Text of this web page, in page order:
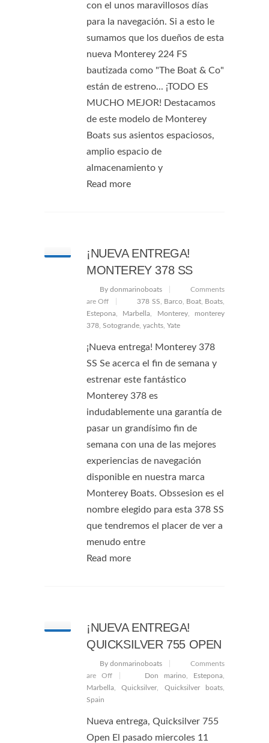
con el unos maravillosos días
para la navegación. Si a esto le
sumamos que los dueños de esta
nueva Monterey 224 FS
bautizada como "The Boat & Co"
están de estreno... ¡TODO ES
MUCHO MEJOR! Destacamos
de este modelo de Monterey
Boats sus asientos espaciosos,
amplio espacio de
almacenamiento y
Read more
¡NUEVA ENTREGA!
MONTEREY 378 SS
By donmarinoboats
Comments
are Off
378 SS Barco, Boat, Boats
Estepona
Marbella Monterey, monterey
378 Sotogrande yachts Yate
¡Nueva entrega! Monterey 378
SS Se acerca el fin de semana y
estrenar este fantástico
Monterey 378 es
indudablemente una garantía de
pasar un grandísimo fin de
semana con una de las mejores
experiencias de navegación
disponible en nuestra marca
Monterey Boats. Obssesion es el
nombre elegido para esta 378 SS
que tendremos el placer de ver a
menudo entre
Read more
¡NUEVA ENTREGA!
QUICKSILVER 755 OPEN
By donmarinoboats
Comments
are Off
Don marino, Estepona
Marbella ,Quicksilver Quicksilver boats
Spain
Nueva entrega, Quicksilver 755
Open El pasado miercoles 11